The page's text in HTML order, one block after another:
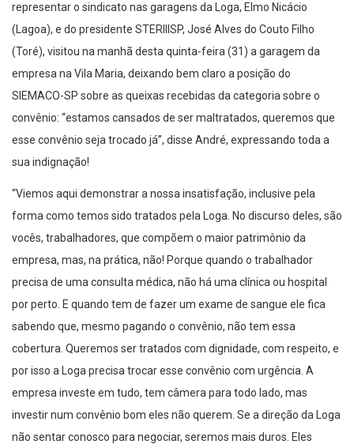
representar o sindicato nas garagens da Loga, Elmo Nicácio
(Lagoa), e do presidente STERIIISP, José Alves do Couto Filho
(Toré), visitou na manhã desta quinta-feira (31) a garagem da
empresa na Vila Maria, deixando bem claro a posição do
SIEMACO-SP sobre as queixas recebidas da categoria sobre o
convênio: “estamos cansados de ser maltratados, queremos que
esse convênio seja trocado já”, disse André, expressando toda a
sua indignação!
“Viemos aqui demonstrar a nossa insatisfação, inclusive pela
forma como temos sido tratados pela Loga. No discurso deles, são
vocês, trabalhadores, que compõem o maior patrimônio da
empresa, mas, na prática, não! Porque quando o trabalhador
precisa de uma consulta médica, não há uma clínica ou hospital
por perto. E quando tem de fazer um exame de sangue ele fica
sabendo que, mesmo pagando o convênio, não tem essa
cobertura. Queremos ser tratados com dignidade, com respeito, e
por isso a Loga precisa trocar esse convênio com urgência. A
empresa investe em tudo, tem câmera para todo lado, mas
investir num convênio bom eles não querem. Se a direção da Loga
não sentar conosco para negociar, seremos mais duros. Eles